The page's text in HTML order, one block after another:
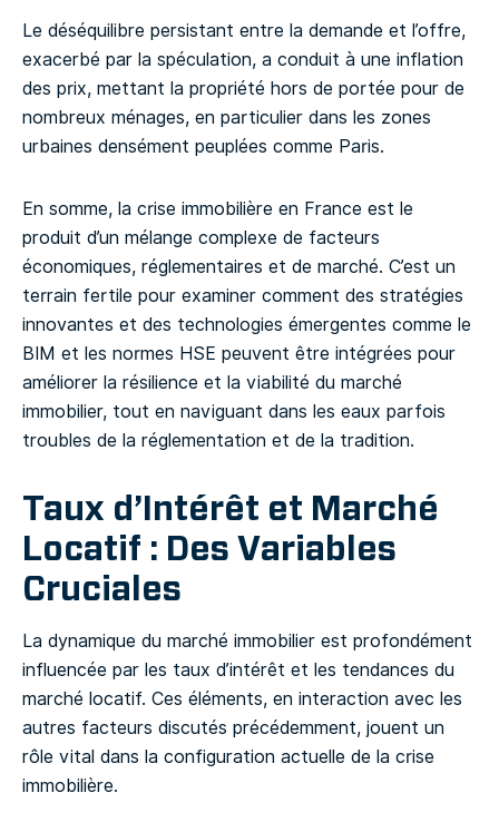
Le déséquilibre persistant entre la demande et l’offre,
exacerbé par la spéculation, a conduit à une inflation
des prix, mettant la propriété hors de portée pour de
nombreux ménages, en particulier dans les zones
urbaines densément peuplées comme Paris.
En somme, la crise immobilière en France est le
produit d’un mélange complexe de facteurs
économiques, réglementaires et de marché. C’est un
terrain fertile pour examiner comment des stratégies
innovantes et des technologies émergentes comme le
BIM et les normes HSE peuvent être intégrées pour
améliorer la résilience et la viabilité du marché
immobilier, tout en naviguant dans les eaux parfois
troubles de la réglementation et de la tradition.
Taux d’Intérêt et Marché
Locatif : Des Variables
Cruciales
La dynamique du marché immobilier est profondément
influencée par les taux d’intérêt et les tendances du
marché locatif. Ces éléments, en interaction avec les
autres facteurs discutés précédemment, jouent un
rôle vital dans la configuration actuelle de la crise
immobilière.